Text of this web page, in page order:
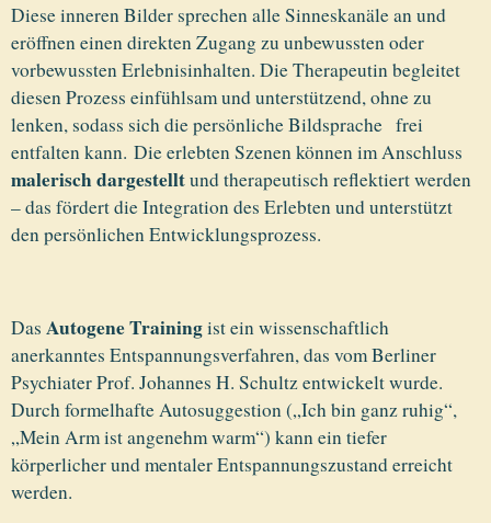
Diese inneren Bilder sprechen alle Sinneskanäle an und
eröffnen einen direkten Zugang zu unbewussten oder
vorbewussten Erlebnisinhalten. Die Therapeutin begleitet
diesen Prozess einfühlsam und unterstützend, ohne zu
lenken, sodass sich die persönliche Bildsprache frei
entfalten kann. Die erlebten Szenen können im Anschluss
malerisch dargestelltund therapeutisch reflektiert werden
– das fördert die Integration des Erlebten und unterstützt
den persönlichen Entwicklungsprozess.
Das Autogene Trainingist ein wissenschaftlich
anerkanntes Entspannungsverfahren, das vom Berliner
Psychiater Prof. Johannes H. Schultz entwickelt wurde.
Durch formelhafte Autosuggestion („Ich bin ganz ruhig“,
„Mein Arm ist angenehm warm“) kann ein tiefer
körperlicher und mentaler Entspannungszustand erreicht
werden.